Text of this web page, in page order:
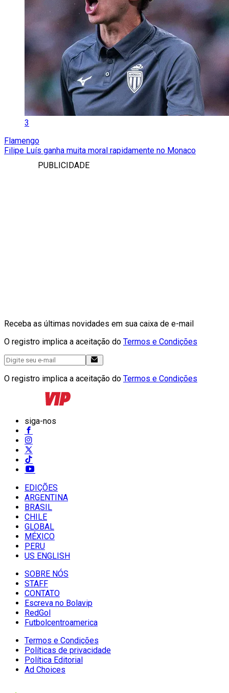
3
Flamengo
Filipe Luís ganha muita moral rapidamente no Monaco
PUBLICIDADE
Receba as últimas novidades em sua caixa de e-mail
O registro implica a aceitação do Termos e Condições
O registro implica a aceitação do Termos e Condições
siga-nos
EDIÇÕES
ARGENTINA
BRASIL
CHILE
GLOBAL
MÉXICO
PERU
US ENGLISH
SOBRE NÓS
STAFF
CONTATO
Escreva no Bolavip
RedGol
Futbolcentroamerica
Termos e Condições
Políticas de privacidade
Política Editorial
Ad Choices